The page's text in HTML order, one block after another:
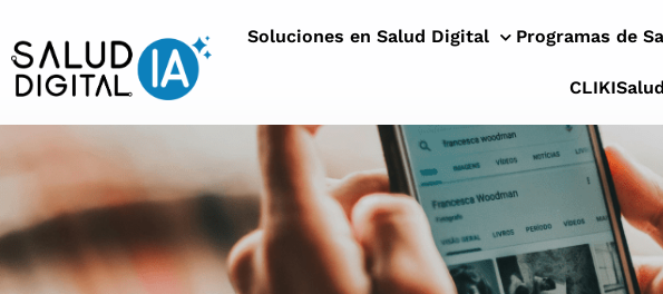
Soluciones en Salud Digital Programas de
CLIKISalud